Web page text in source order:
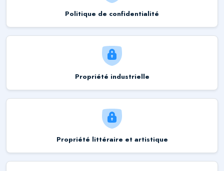
Politique de confidentialité
Propriété industrielle
Propriété littéraire et artistique